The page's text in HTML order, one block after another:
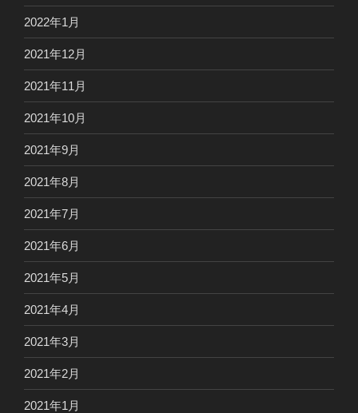
2022年1月
2021年12月
2021年11月
2021年10月
2021年9月
2021年8月
2021年7月
2021年6月
2021年5月
2021年4月
2021年3月
2021年2月
2021年1月